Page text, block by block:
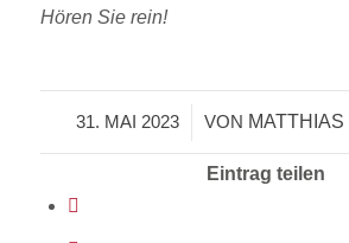
Hören Sie rein!
31. MAI 2023
/ VON MATTHIAS
Eintrag teilen